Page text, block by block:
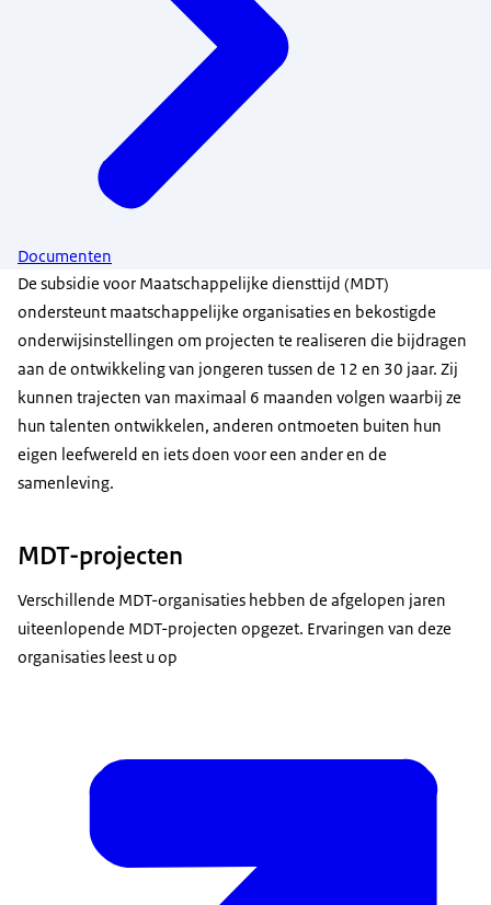
Documenten
De subsidie voor Maatschappelijke diensttijd (MDT)
ondersteunt maatschappelijke organisaties en bekostigde
onderwijsinstellingen om projecten te realiseren die bijdragen
aan de ontwikkeling van jongeren tussen de 12 en 30 jaar. Zij
kunnen trajecten van maximaal 6 maanden volgen waarbij ze
hun talenten ontwikkelen, anderen ontmoeten buiten hun
eigen leefwereld en iets doen voor een ander en de
samenleving.
MDT-projecten
Verschillende MDT-organisaties hebben de afgelopen jaren
uiteenlopende MDT-projecten opgezet. Ervaringen van deze
organisaties leest u op